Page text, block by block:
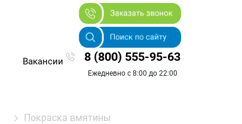
Вакансии 8 (800) 555-95-63
Ежедневно с 8:00 до 22:00
Покраска вмятины